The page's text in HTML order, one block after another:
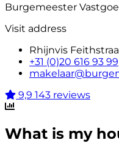
Burgemeester
Visit address
Rhijnvis
+31 (0)20 616 93 99
9,9 143 reviews
What is my